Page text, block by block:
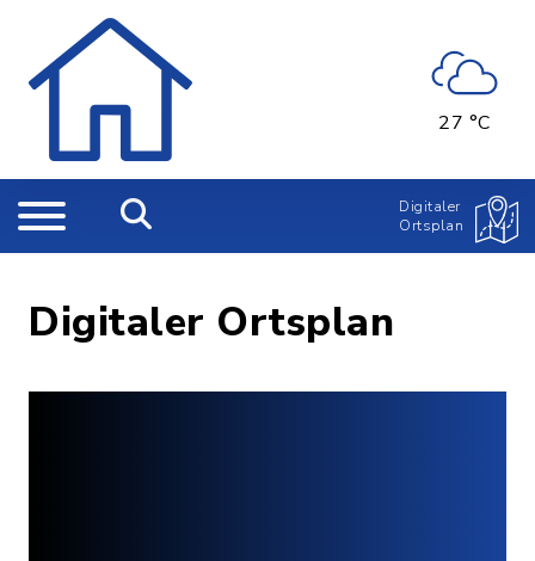
27 °C
Digitaler
Ortsplan
Digitaler Ortsplan